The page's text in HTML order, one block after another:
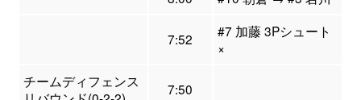
7:52
#7 加藤 3Pシュート
×
チームディフェンス
7:50